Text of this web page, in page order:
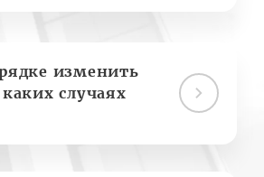
изменить
случаях